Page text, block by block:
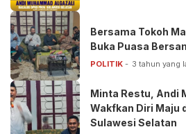
Bersama Tokoh
Buka Puasa
POLITIK 3 tahun yang
Minta Restu, Andi
Wakfkan Diri Maju
Sulawesi Selatan